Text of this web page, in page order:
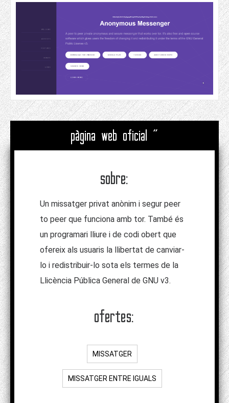
pàgina web oficial "
sobre:
Un missatger privat anònim i segur peer
to peer que funciona amb tor. També és
un programari lliure i de codi obert que
ofereix als usuaris la llibertat de canviar-
lo i redistribuir-lo sota els termes de la
Llicència Pública General de GNU v3.
ofertes:
MISSATGER
MISSATGER ENTRE IGUALS